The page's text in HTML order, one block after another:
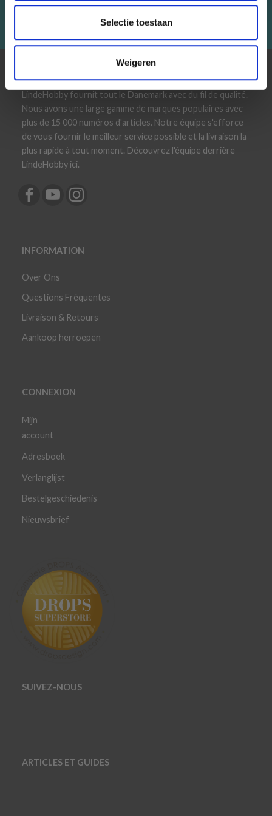
Selectie toestaan
Weigeren
Abonneren
LindeHobby fournit tout le Danemark avec du fil de qualité.
Nous avons une large gamme de marques populaires avec
plus de 15 000 numéros d'articles. Notre équipe s'efforce
de vous fournir le meilleur service possible et la livraison la
plus rapide à tout moment. Découvrez l'équipe derrière
LindeHobby ici.
INFORMATION
Over Ons
Questions Fréquentes
Livraison & Retours
Aankoop herroepen
CONNEXION
Mijn
account
Adresboek
Verlanglijst
Bestelgeschiedenis
Nieuwsbrief
SUIVEZ-NOUS
ARTICLES ET GUIDES